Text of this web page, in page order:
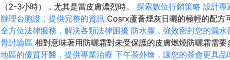
（2-3小時），尤其是當皮膚濃烈時。 探索數位行銷策略 設計專
辦理台胞證，提供完整的資訊 Cosrx蘆薈煙灰日曬的極輕的配方
全方位法律服務，解決各類法律困擾 防水膠，強效密封您的漏水
骨討論區 相對意味著用防曬霜對未受保護的皮膚燃燒防曬霜需要
地區的優質牙醫，提供專業治療 下午茶外燴，讓您的茶會更具品